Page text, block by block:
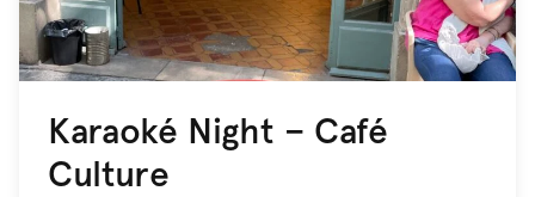
Karaoké Night – Café
Culture